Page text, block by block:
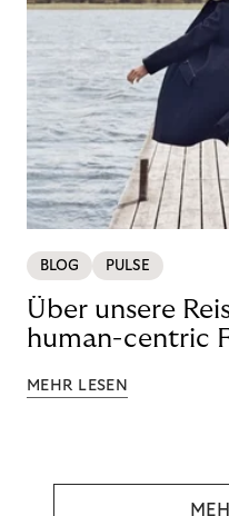
BLOG PULSE
Über unsere
human-centric
MEHR LESEN